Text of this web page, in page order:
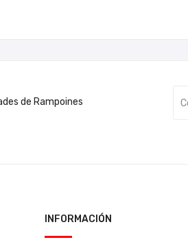
de Rampoines
INFORMACIÓN